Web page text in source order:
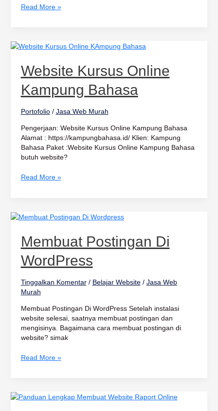
Read More »
Website Kursus Online
Kampung Bahasa
Portofolio/ Jasa Web Murah
Pengerjaan: Website Kursus Online Kampung Bahasa
Alamat : https://kampungbahasa.id/ Klien: Kampung
Bahasa Paket :Website Kursus Online Kampung Bahasa
butuh website?
Website
Online
Kampung
Bahasa
Read More »
Membuat Postingan Di
WordPress
Tinggalkan Komentar / Belajar Website/ Jasa Web
Murah
Membuat Postingan Di WordPress Setelah instalasi
website selesai, saatnya membuat postingan dan
mengisinya. Bagaimana cara membuat postingan di
website? simak
Membuat
Di
WordPress
Read More »
Membuat